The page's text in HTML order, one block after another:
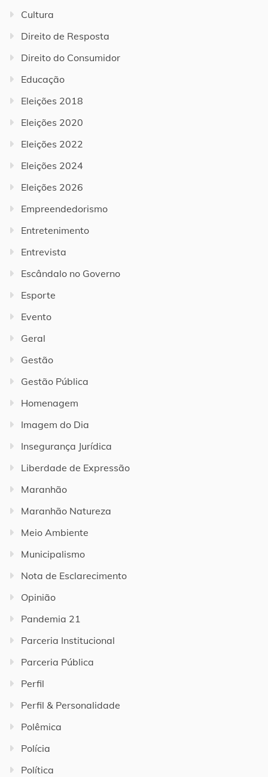
Cultura
Direito de Resposta
Direito do Consumidor
Educação
Eleições 2018
Eleições 2020
Eleições 2022
Eleições 2024
Eleições 2026
Empreendedorismo
Entretenimento
Entrevista
Escândalo no Governo
Esporte
Evento
Geral
Gestão
Gestão Pública
Homenagem
Imagem do Dia
Insegurança Jurídica
Liberdade de Expressão
Maranhão
Maranhão Natureza
Meio Ambiente
Municipalismo
Nota de Esclarecimento
Opinião
Pandemia 21
Parceria Institucional
Parceria Pública
Perfil
Perfil & Personalidade
Polêmica
Polícia
Política